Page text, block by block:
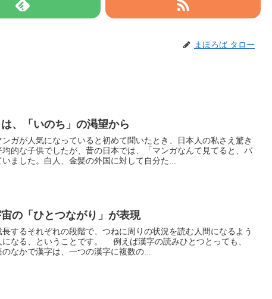
まほろば タロー
、「いのち」の渇望から
ガが人気になっていると初めて聞いたとき、日本人の私さえ驚き
的な子供でしたが、昔の日本では、「マンガなんて見てると、バ
ました。白人、金髪の外国に対して自分た...
宇宙の「ひとつながり」が表現
するそれぞれの段階で、つねに周りの状況を読む人間になるよう
です。 例えば漢字の読みひとつとっても、
なかで漢字は、一つの漢字に複数の...